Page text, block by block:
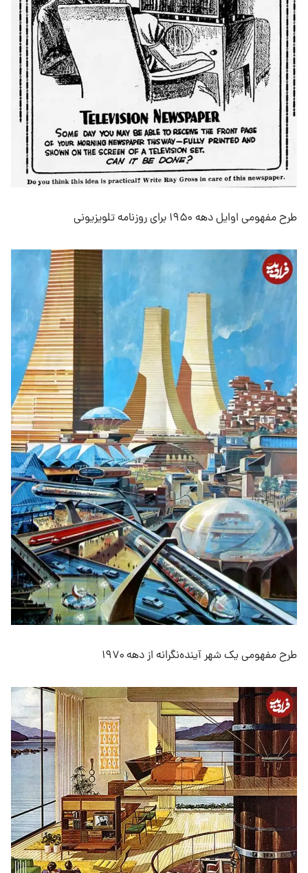
طرح مفهومی اوایل دهه ۱۹۵۰ برای روزنامه تلویزیونی
طرح مفهومی یک شهر آینده‌نگرانه از دهه ۱۹۷۰